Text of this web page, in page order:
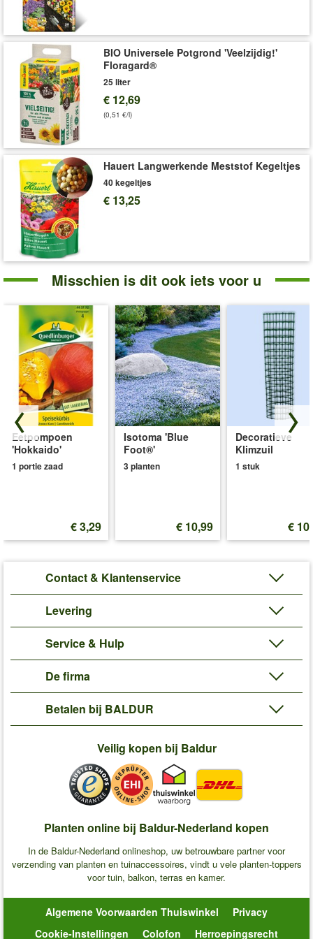
in het Duits.
Art.nr.:797
Levering omvat:
5 kgBIO Universele Potgrond 'Veelzijdig!'
Floragard®
25 liter
€ 12,69
(0,51 €/l)
Hauert Langwerkende Meststof Kegeltjes
40 kegeltjes
€ 13,25
Misschien is dit ook iets voor u
Eetpompoen
'Hokkaido'
1 portie zaad
€ 3,29
Isotoma 'Blue
Foot®'
3 planten
€ 10,99
Decoratieve
Klimzuil
1 stuk
€
Contact & Klantenservice
Levering
Service & Hulp
De firma
Betalen bij BALDUR
Veilig kopen bij Baldur
Planten online bij Baldur-Nederland kopen
In de Baldur-Nederland onlineshop, uw betrouwbare partner voor
verzending van planten en tuinaccessoires, vindt u vele planten-toppers
voor tuin, balkon, terras en kamer.
Algemene Voorwaarden Thuiswinkel
Privacy
Cookie-Instellingen
Colofon Herroepingsrecht